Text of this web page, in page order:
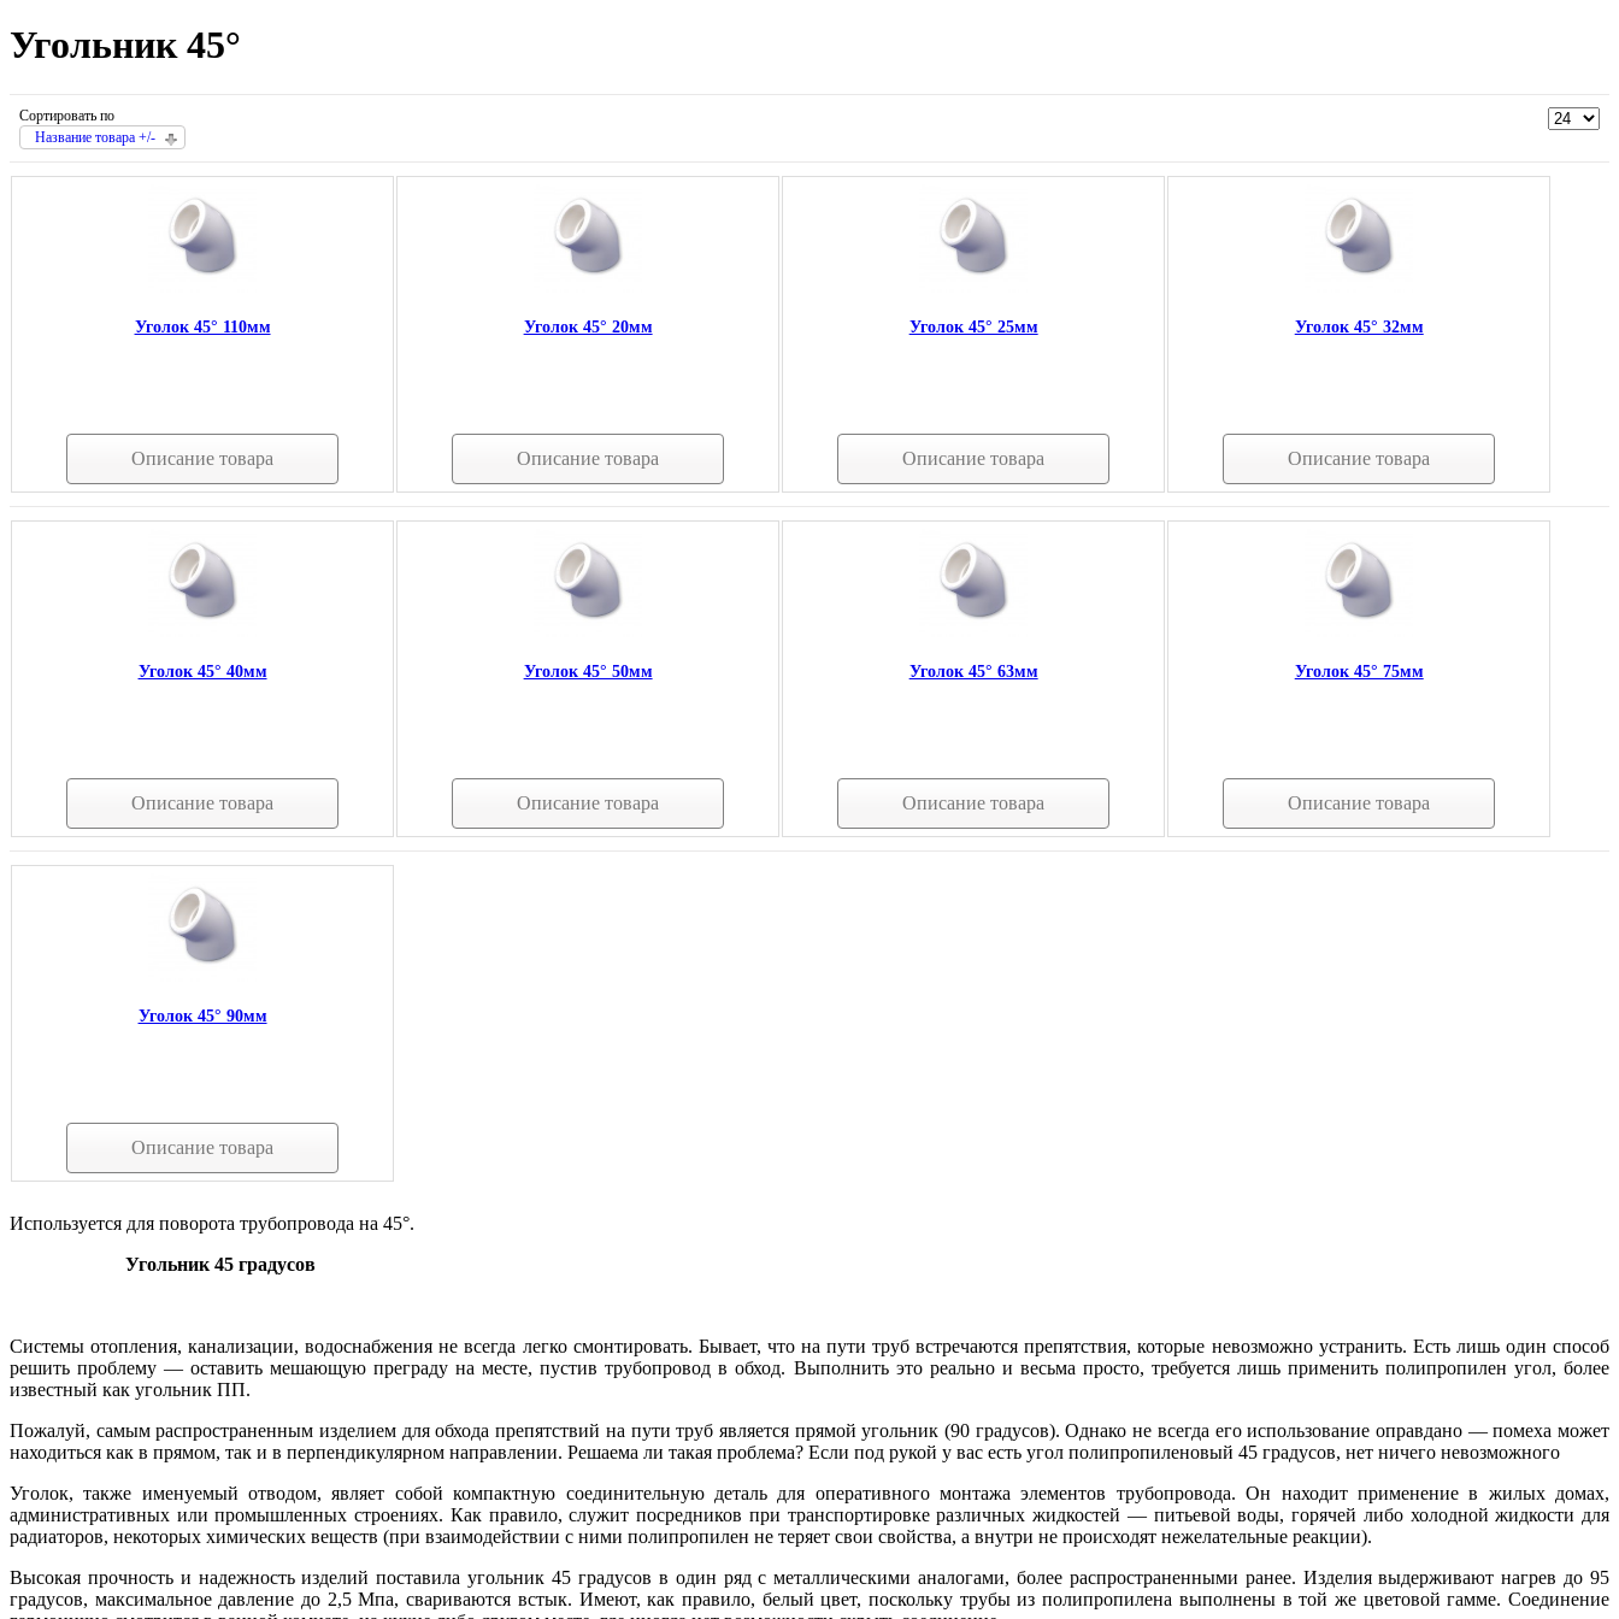
Угольник 45°
Сортировать по
Название товара +/-
Уголок 45° 110мм
Описание товара
Уголок 45° 20мм
Описание товара
Уголок 45° 25мм
Описание товара
Уголок 45° 32мм
Описание товара
Уголок 45° 40мм
Описание товара
Уголок 45° 50мм
Описание товара
Уголок 45° 63мм
Описание товара
Уголок 45° 75мм
Описание товара
Уголок 45° 90мм
Описание товара
Используется для поворота трубопровода на 45°.
Угольник 45 градусов
Системы отопления, канализации, водоснабжения не всегда легко смонтировать. Бывает, что на пути труб встречаются препятствия, которые невозможно устранить. Есть лишь один способ
решить проблему — оставить мешающую преграду на месте, пустив трубопровод в обход. Выполнить это реально и весьма просто, требуется лишь применить полипропилен угол, более
известный как угольник ПП.
Пожалуй, самым распространенным изделием для обхода препятствий на пути труб является прямой угольник (90 градусов). Однако не всегда его использование оправдано — помеха может
находиться как в прямом, так и в перпендикулярном направлении. Решаема ли такая проблема? Если под рукой у вас есть угол полипропиленовый 45 градусов, нет ничего невозможного
Уголок, также именуемый отводом, являет собой компактную соединительную деталь для оперативного монтажа элементов трубопровода. Он находит применение в жилых домах,
административных или промышленных строениях. Как правило, служит посредников при транспортировке различных жидкостей — питьевой воды, горячей либо холодной жидкости для
радиаторов, некоторых химических веществ (при взаимодействии с ними полипропилен не теряет свои свойства, а внутри не происходят нежелательные реакции).
Высокая прочность и надежность изделий поставила угольник 45 градусов в один ряд с металлическими аналогами, более распространенными ранее. Изделия выдерживают нагрев до 95
градусов, максимальное давление до 2,5 Мпа, свариваются встык. Имеют, как правило, белый цвет, поскольку трубы из полипропилена выполнены в той же цветовой гамме. Соединение